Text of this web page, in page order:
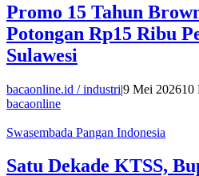
Promo 15 Tahun
Potongan Rp15 Ribu
Sulawesi
bacaonline.id / industri|9 Mei 202610
bacaonline
Swasembada Pangan Indonesia
Satu Dekade KTSS,